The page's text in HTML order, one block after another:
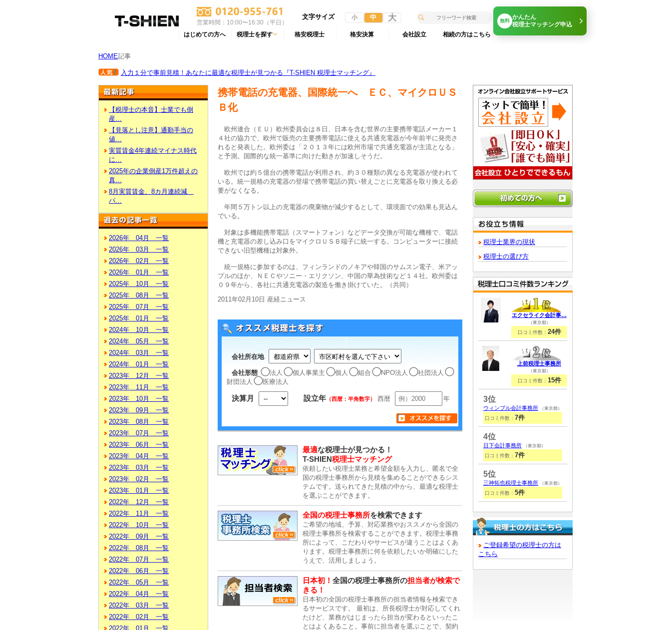
営業時間：10:00〜16:30（平日）
文字サイズ 小 中 大
はじめての方へ 税理士を探す 格安税理士 格安決算 会社設立 相続の方はこちら
無料
かんたん
税理士マッチング申込
HOME記事
入力１分で事前見積！あなたに最適な税理士が見つかる『T-SHIEN 税理士マッチング』
【税理士の本音】士業でも倒
産…
【見落とし注意】通勤手当の
値…
実質賃金4年連続マイナス時代
に…
2025年の企業倒産1万件超えの
真…
8月実質賃金、8カ月連続減
パ…
2026年 04月 一覧
2026年 03月 一覧
2026年 02月 一覧
2026年 01月 一覧
2025年 10月 一覧
2025年 08月 一覧
2025年 07月 一覧
2025年 01月 一覧
2024年 10月 一覧
2024年 05月 一覧
2024年 03月 一覧
2024年 01月 一覧
2023年 12月 一覧
2023年 11月 一覧
2023年 10月 一覧
2023年 09月 一覧
2023年 08月 一覧
2023年 07月 一覧
2023年 06月 一覧
2023年 04月 一覧
2023年 03月 一覧
2023年 02月 一覧
2023年 01月 一覧
2022年 12月 一覧
2022年 11月 一覧
2022年 10月 一覧
2022年 09月 一覧
2022年 08月 一覧
2022年 07月 一覧
2022年 06月 一覧
2022年 05月 一覧
2022年 04月 一覧
2022年 03月 一覧
2022年 02月 一覧
2022年 01月 一覧
携帯電話の充電器、国際統一へ ＥＣ、マイクロＵＳ
Ｂ化
欧州連合（ＥＵ）欧州委員会は８日、日本を含む世界の主要携帯電話メーカー１
４社の協力で、欧州で販売の主要携帯電話に使える共通充電器が今年前半に発売さ
れると発表した。欧州委は「２０１３年には欧州市場で共通充電器が主流となる」
と予測。国際的な統一基準に向けた動きが加速しそうだ。
欧州では約５億台の携帯電話が利用され、約３０種類の異なる充電器が使われて
いる。統一規格の充電器の登場で携帯電話の買い替えごとに充電器を取り換える必
要がなくなる。
年間５万トン以上の充電器の廃棄物が減少するとして、環境面での効果も見込ん
でいる。
対象は多機能携帯電話（スマートフォン）などデータ交換が可能な機種で、電話
機と充電器の差し込み口をマイクロＵＳＢ端子に統一する。コンピューターに接続
できない旧型機種は対象外。
統一規格に参加するのは、フィンランドのノキアや韓国のサムスン電子、米アッ
プルのほか、ＮＥＣやソニー・エリクソン、中国の華為技術など１４社。欧州委は
０９年から、各社に共通充電器の製造を働き掛けていた。（共同）
2011年02月10日 産経ニュース
会社所在地
会社形態 法人 個人事業主 個人 組合 NPO法人
社団法人
財団法人
医療法人
決算月 設立年 （西暦：半角数字） 西暦 年
最適な税理士が見つかる！
T-SHIEN税理士マッチング
依頼したい税理士業務と希望金額を入力し、匿名で全
国の税理士事務所から見積を集めることができるシス
テムです。送られてきた見積の中から、最適な税理士
を選ぶことができます。
全国の税理士事務所を検索できます
ご希望の地域、予算、対応業務やおススメから全国の
税理士事務所を検索することができます。税理士事務
所によって、こだわりやサービスが違うことはよくあ
ります。税理士事務所に何を依頼したいか明確にした
うえで、活用しましょう。
日本初！ 全国の税理士事務所の担当者が検索で
きる！
日本初の全国の税理士事務所の担当者情報を検索でき
るサービスです。 最初は、所長税理士が対応してくれ
たけど、業務がはじまったら担当が変わるといったこ
とはよくあること。事前に担当者を選ぶことで、契約
税理士業界の現状
税理士の選び方
エクセライク会計事…
（東京都）
口コミ件数： 24件
上前税理士事務所
（東京都）
口コミ件数： 15件
3位
ウィンブル会計事務所 （東京都）
口コミ件数： 7件
4位
日下会計事務所 （東京都）
口コミ件数： 7件
5位
三神拓也税理士事務所 （東京都）
口コミ件数： 5件
ご登録希望の税理士の方は
こちら